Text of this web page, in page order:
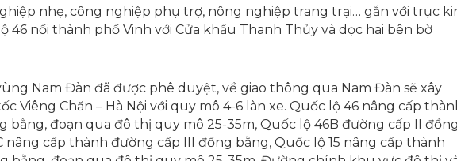
nhẹ, công nghiệp phụ trợ, nông nghiệp trang trại… gắn với trục
46 nối thành phố Vinh với Cửa khẩu Thanh Thủy và dọc hai bên bờ
Nam Đàn đã được phê duyệt, về giao thông qua Nam Đàn sẽ xây
Viêng Chăn – Hà Nội với quy mô 4-6 làn xe. Quốc lộ 46 nâng cấp
bằng, đoạn qua đô thị quy mô 25-35m, Quốc lộ 46B đường cấp II đồng
nâng cấp thành đường cấp III đồng bằng, Quốc lộ 15 nâng cấp thành